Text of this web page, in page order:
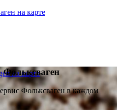
на карте
на карте
Фольксваген в каждом